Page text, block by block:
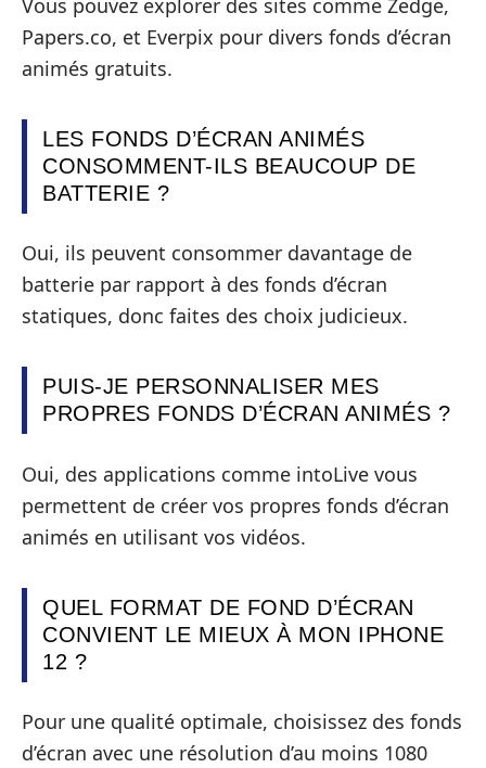
Vous pouvez explorer des sites comme Zedge,
Papers.co, et Everpix pour divers fonds d’écran
animés gratuits.
LES FONDS D’ÉCRAN ANIMÉS
CONSOMMENT-ILS BEAUCOUP DE
BATTERIE ?
Oui, ils peuvent consommer davantage de
batterie par rapport à des fonds d’écran
statiques, donc faites des choix judicieux.
PUIS-JE PERSONNALISER MES
PROPRES FONDS D’ÉCRAN ANIMÉS ?
Oui, des applications comme intoLive vous
permettent de créer vos propres fonds d’écran
animés en utilisant vos vidéos.
QUEL FORMAT DE FOND D’ÉCRAN
CONVIENT LE MIEUX À MON IPHONE
12 ?
Pour une qualité optimale, choisissez des fonds
d’écran avec une résolution d’au moins 1080